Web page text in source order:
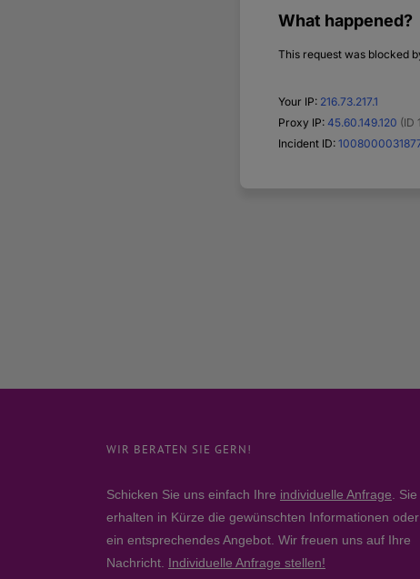
WIR BERATEN SIE GERN!
Schicken Sie uns einfach Ihre individuelle Anfrage . Sie
erhalten in Kürze die gewünschten Informationen oder
ein entsprechendes Angebot. Wir freuen uns auf Ihre
Nachricht. Individuelle Anfrage stellen!